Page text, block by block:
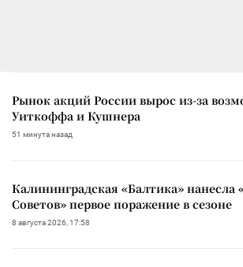
Рынок акций России вырос из-за
Уиткоффа и Кушнера
51 минута назад
Калининградская «Балтика» нанесла
Советов» первое поражение в сезоне
8 августа 2026, 17:58